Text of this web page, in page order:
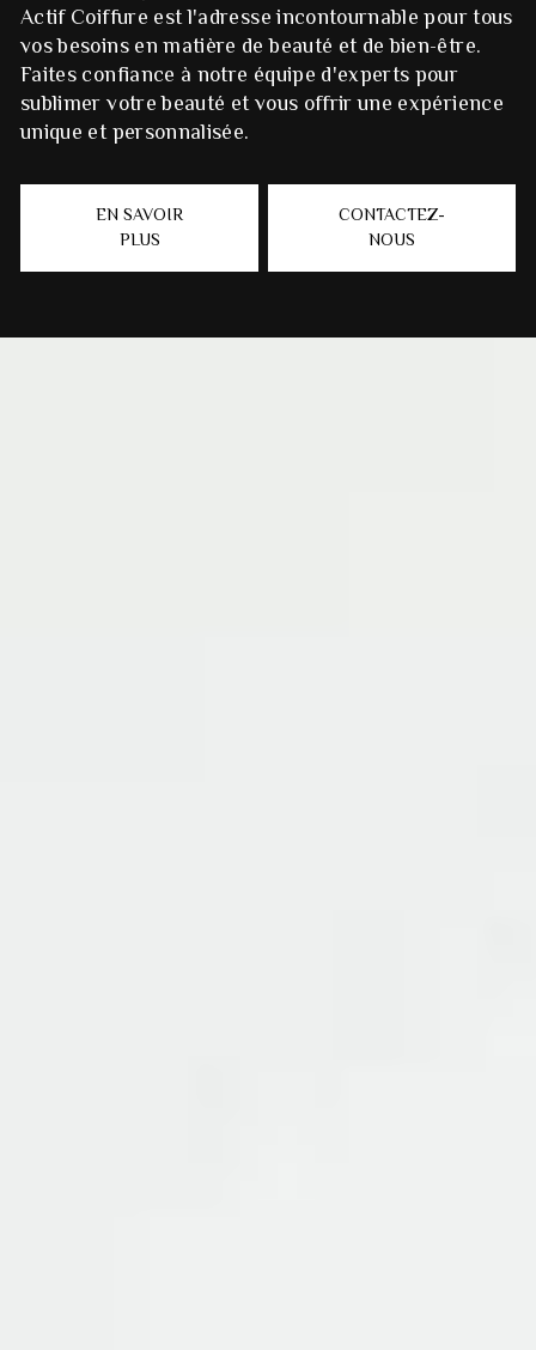
Actif Coiffure est l'adresse incontournable pour tous
vos besoins en matière de beauté et de bien-être.
Faites confiance à notre équipe d'experts pour
sublimer votre beauté et vous offrir une expérience
unique et personnalisée.
EN SAVOIR
PLUS
CONTACTEZ-
NOUS